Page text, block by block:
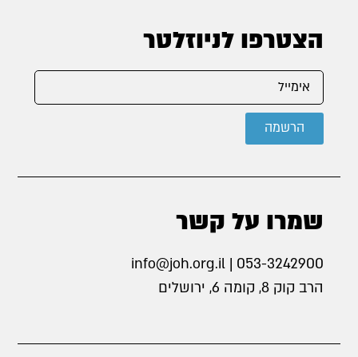
הצטרפו לניוזלטר
הרשמה
שמרו על קשר
info@joh.org.il | 053-3242900
הרב קוק 8, קומה 6, ירושלים